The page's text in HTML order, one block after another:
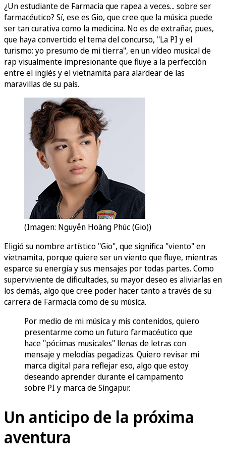
¿Un estudiante de Farmacia que rapea a veces... sobre ser
farmacéutico? Sí, ese es Gio, que cree que la música puede
ser tan curativa como la medicina. No es de extrañar, pues,
que haya convertido el tema del concurso, "La PI y el
turismo: yo presumo de mi tierra", en un vídeo musical de
rap visualmente impresionante que fluye a la perfección
entre el inglés y el vietnamita para alardear de las
maravillas de su país.
(Imagen: Nguyễn Hoàng Phúc (Gio))
Eligió su nombre artístico "Gio", que significa "viento" en
vietnamita, porque quiere ser un viento que fluye, mientras
esparce su energía y sus mensajes por todas partes. Como
superviviente de dificultades, su mayor deseo es aliviarlas en
los demás, algo que cree poder hacer tanto a través de su
carrera de Farmacia como de su música.
Por medio de mi música y mis contenidos, quiero
presentarme como un futuro farmacéutico que
hace "pócimas musicales" llenas de letras con
mensaje y melodías pegadizas. Quiero revisar mi
marca digital para reflejar eso, algo que estoy
deseando aprender durante el campamento
sobre PI y marca de Singapur.
Un anticipo de la próxima
aventura